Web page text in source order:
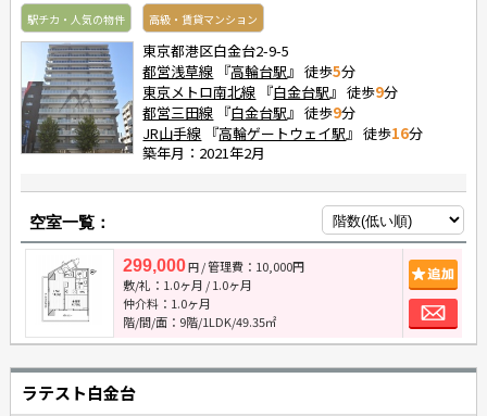
駅チカ・人気の物件 高級・賃貸マンション
東京都港区白金台2-9-5
都営浅草線 『高輪台駅 』 徒歩5分
東京メトロ南北線 『白金台駅 』 徒歩9分
都営三田線 『白金台駅 』 徒歩9分
JR山手線 『高輪ゲートウェイ駅 』 徒歩16分
築年月：2021年2月
空室一覧：
299,000円/ 管理費：10,000円
敷/礼： 1.0ヶ月 /1.0ヶ月
仲介料： 1.0ヶ月
階/間/面：9階/1LDK/49.35㎡
追
お
ラテスト白金台